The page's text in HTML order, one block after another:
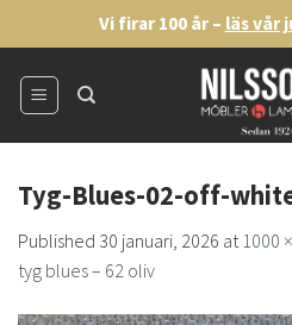
to
content
Vi firar 100 år – läs vår
Tyg-Blues-02-off-
Published 30 januari, 2026 at1000
tyg blues – 62 oliv